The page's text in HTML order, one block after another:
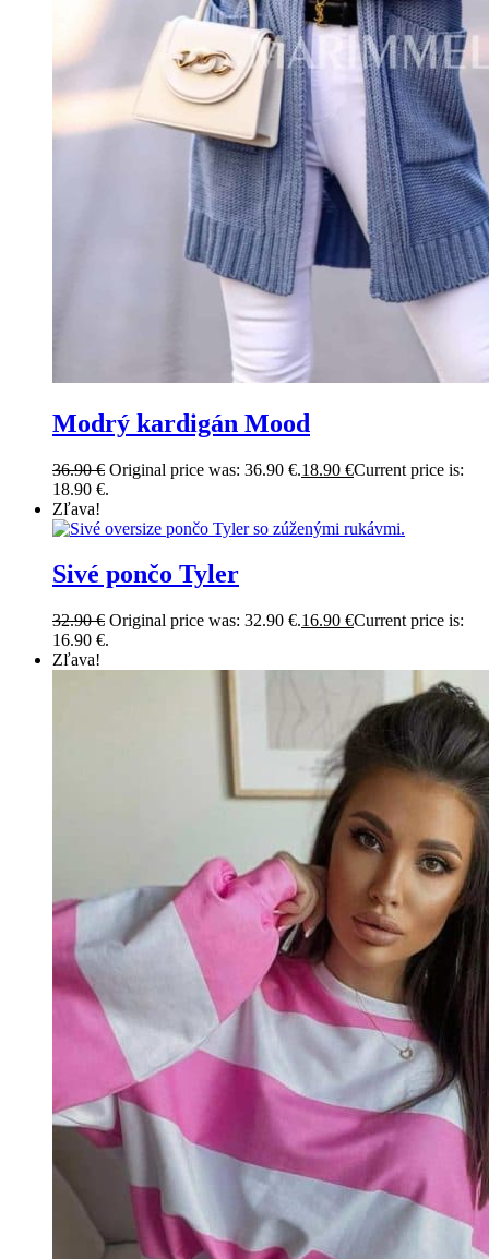
Modrý kardigán Mood
36.90€ Original price was: 36.90 €.18.90 €Current price is:
18.90 €.
Zľava!
Sivé pončo Tyler
32.90€ Original price was: 32.90 €.16.90 €Current price is:
16.90 €.
Zľava!